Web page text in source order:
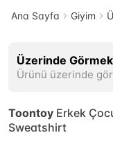
Ana Sayfa Giyim
Üzerinde Görmek
Ürünü üzerinde
Toontoy Erkek
Sweatshirt